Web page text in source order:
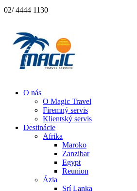
02/ 4444 1130
O nás
O Magic Travel
Firemný servis
Klientský servis
Destinácie
Afrika
Maroko
Zanzibar
Egypt
Reunion
Ázia
Srí Lanka